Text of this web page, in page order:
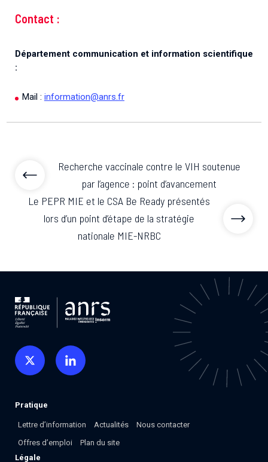
Contact :
Département communication et information scientifique
:
Mail : information@anrs.fr
Recherche vaccinale contre le VIH soutenue
par l’agence : point d’avancement
Le PEPR MIE et le CSA Be Ready présentés
lors d’un point d’étape de la stratégie
nationale MIE-NRBC
Pratique
Lettre d’information Actualités
Nous contacter
Offres d’emploi
Plan du site
Légale